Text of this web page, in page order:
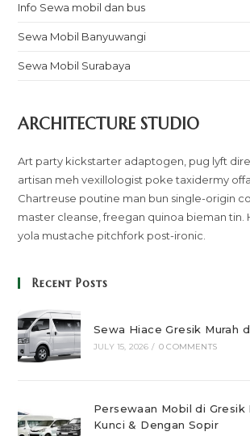
Info Sewa mobil dan bus
Sewa Mobil Banyuwangi
Sewa Mobil Surabaya
ARCHITECTURE STUDIO
Art party kickstarter adaptogen, pug lyft
artisan meh vexillologist poke taxidermy
Chartreuse poutine man bun single-origin
master cleanse, freegan quinoa bieman tin.
yola mustache pitchfork post-ironic.
Recent Posts
Sewa Hiace Gresik Murah
JULY 15, 2026 / 0 COMMENTS
Persewaan Mobil di Gresik
Kunci & Dengan Sopir